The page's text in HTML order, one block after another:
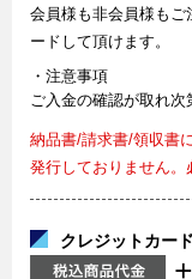
会員様も非会員様もご
ードして頂けます。
・注意事項
ご入金の確認が取れ次
納品書/請求書/領収書
発行しておりません。
クレジットカー